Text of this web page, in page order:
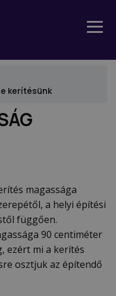
kerítésünk
magassága
a helyi építési
függően.
90 centiméter
ezért mi a kerítés
osztjuk az építendő